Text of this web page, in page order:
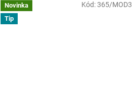
Novinka
Tip
Kód:365/MOD3